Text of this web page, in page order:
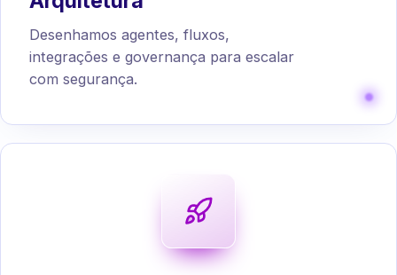
Desenhamos agentes, fluxos,
integrações e governança para escalar
com segurança.